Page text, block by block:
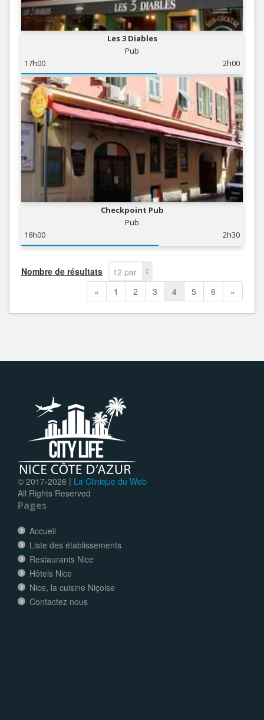
Les 3 Diables
Pub
17h00
2h00
Checkpoint Pub
Pub
16h00
2h30
Nombre de résultats
12 par
page
« 1 2 3 4 5 6 »
© 2017-2026 | La Clinique du Web
All Rights Reserved
Pages
Accueil
Liste des établissements
Restaurants Nice
Hôtels Nice
Nice, la cuisine Niçoise
Contactez nous